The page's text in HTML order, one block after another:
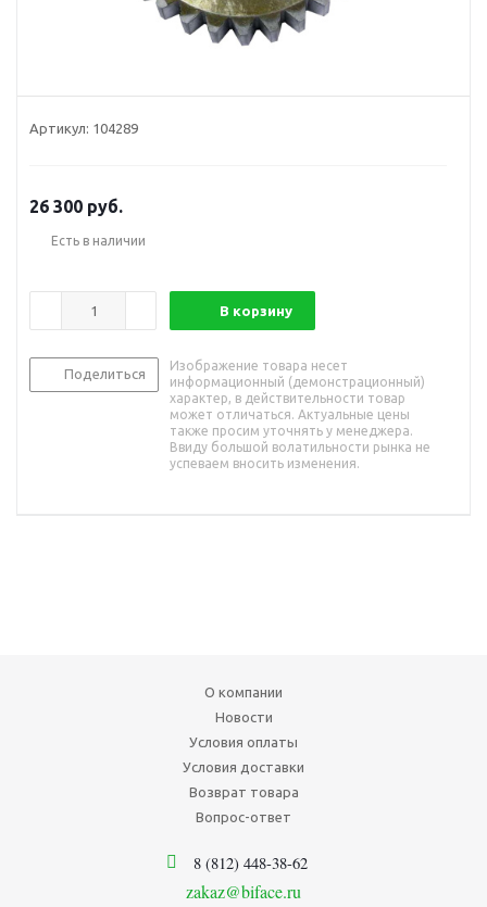
Артикул: 104289
26 300 руб.
Есть в наличии
В корзину
Поделиться
Изображение товара несет
информационный (демонстрационный)
характер, в действительности товар
может отличаться. Актуальные цены
также просим уточнять у менеджера.
Ввиду большой волатильности рынка не
успеваем вносить изменения.
О компании
Новости
Условия оплаты
Условия доставки
Возврат товара
Вопрос-ответ
8 (812) 448-38-62
zakaz@biface.ru